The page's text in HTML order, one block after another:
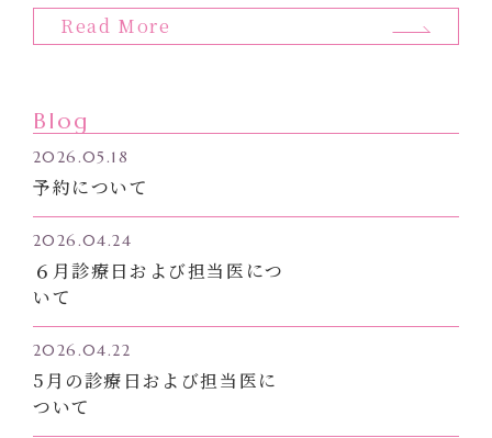
2026.03.10
2026.03.10
3月診療日についてお知らせ
2026.03.03
大切なお知らせ
Read More
Blog
2026.05.18
予約について
2026.04.24
６月診療日および担当医につ
いて
2026.04.22
5月の診療日および担当医に
ついて